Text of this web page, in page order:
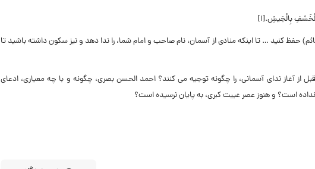
بِالْجَیشِ.[1]
حفظ کنید … تا اینکه منادی از آسمان، نام صاحب و امام شما، را ندا دهد و نیز سکون داشته باشید تا
از آغاز ندای آسمانی، را چگونه توجیه می کنند؟ احمد الحسن بصری، چگونه و با چه معیاری، ادعای
است؟ و هنوز عصر غیبت کبری، به پایان نرسیده است؟